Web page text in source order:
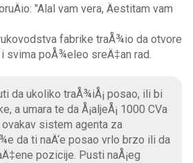
"Alal vam vera, Äestitam vam
fabrike traÅ¾io da otvore
i svima poÅ¾eleo sreÄ‡an rad.
da ukoliko traÅ¾iÅ¡ posao, ili bi
a umara te da Å¡aljeÅ¡ 1000 CVa
sistem agenta za
da ti naÄ‘e posao vrlo brzo ili da
pozicije. Pusti naÅ¡eg